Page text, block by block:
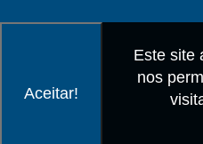
Aceitar!
Este site
nos